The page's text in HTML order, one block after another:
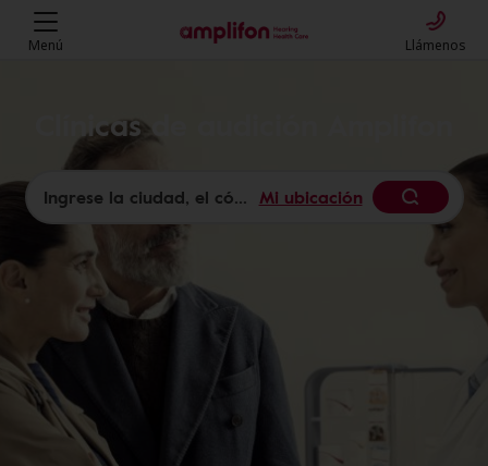
Menú Llámenos
Clínicas de audición Amplifon
Mi ubicación